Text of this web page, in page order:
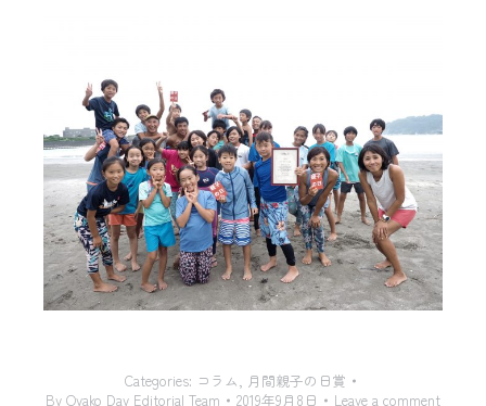
Categories: コラム, 月間親子の日賞
By Oyako Day Editorial Team 2019年9月8日 Leave a comment